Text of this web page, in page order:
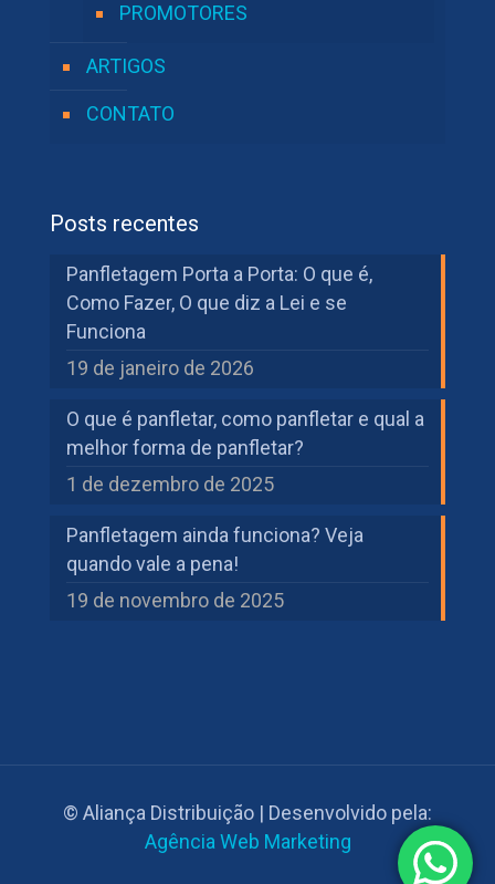
PROMOTORES
ARTIGOS
CONTATO
Posts recentes
Panfletagem Porta a Porta: O que é,
Como Fazer, O que diz a Lei e se
Funciona
19 de janeiro de 2026
O que é panfletar, como panfletar e qual a
melhor forma de panfletar?
1 de dezembro de 2025
Panfletagem ainda funciona? Veja
quando vale a pena!
19 de novembro de 2025
© Aliança Distribuição | Desenvolvido pela:
Agência Web Marketing